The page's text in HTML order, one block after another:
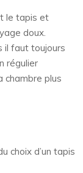
le tapis et
doux.
il faut toujours
régulier
chambre plus
choix d’un tapis